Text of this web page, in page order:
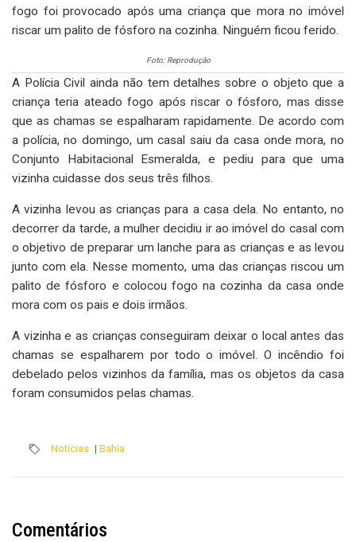
fogo foi provocado após uma criança que mora no imóvel
riscar um palito de fósforo na cozinha. Ninguém ficou ferido.
Foto: Reprodução
A Polícia Civil ainda não tem detalhes sobre o objeto que a
criança teria ateado fogo após riscar o fósforo, mas disse
que as chamas se espalharam rapidamente. De acordo com
a polícia, no domingo, um casal saiu da casa onde mora, no
Conjunto Habitacional Esmeralda, e pediu para que uma
vizinha cuidasse dos seus três filhos.
A vizinha levou as crianças para a casa dela. No entanto, no
decorrer da tarde, a mulher decidiu ir ao imóvel do casal com
o objetivo de preparar um lanche para as crianças e as levou
junto com ela. Nesse momento, uma das crianças riscou um
palito de fósforo e colocou fogo na cozinha da casa onde
mora com os pais e dois irmãos.
A vizinha e as crianças conseguiram deixar o local antes das
chamas se espalharem por todo o imóvel. O incêndio foi
debelado pelos vizinhos da família, mas os objetos da casa
foram consumidos pelas chamas.
Notícias | Bahia
Comentários